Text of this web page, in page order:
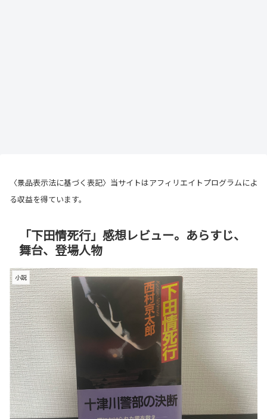
〈景品表示法に基づく表記〉当サイトはアフィリエイトプログラムによ
る収益を得ています。
「下田情死行」感想レビュー。あらすじ、
舞台、登場人物
小説